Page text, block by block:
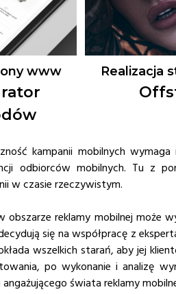
www Realizacja
kampanii mobilnych
odbiorców mobilnych. Tu z
w czasie rzeczywistym.
obszarze reklamy mobilnej
się na współpracę z
wszelkich starań, aby jej
po wykonanie i analizę
świata reklamy